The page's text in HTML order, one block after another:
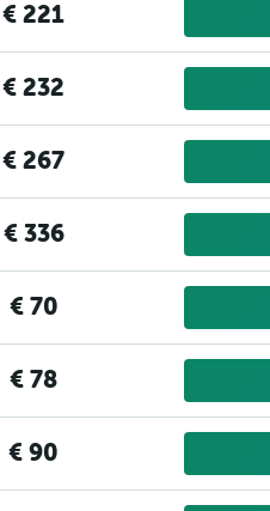
€ 221
€ 232
€ 267
€ 336
€ 70
€ 78
€ 90